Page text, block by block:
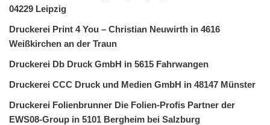
04229 Leipzig
Druckerei Print 4 You – Christian Neuwirth in 4616
Weißkirchen an der Traun
Druckerei Db Druck GmbH in 5615 Fahrwangen
Druckerei CCC Druck und Medien GmbH in 48147 Münster
Druckerei Folienbrunner Die Folien-Profis Partner der
EWS08-Group in 5101 Bergheim bei Salzburg